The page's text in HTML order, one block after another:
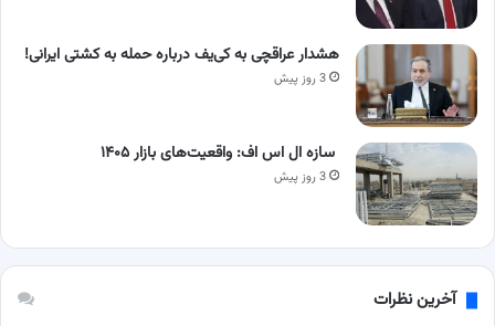
هشدار عراقچی به کی‌یف درباره حمله به کشتی ایرانی!
3 روز پیش
سازه ال اس اف: واقعیت‌های بازار ۱۴۰۵
3 روز پیش
آخرین نظرات